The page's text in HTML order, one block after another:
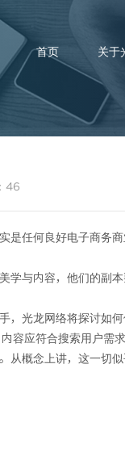
首页 关于
网页设计
46
是任何良好电子商务
学与内容，他们的副
，光龙网络将探讨如
容应符合搜索用户需
从概念上讲，这一切